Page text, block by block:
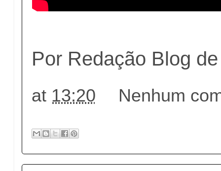
Por Redação Blog
at 13:20 Nenhum